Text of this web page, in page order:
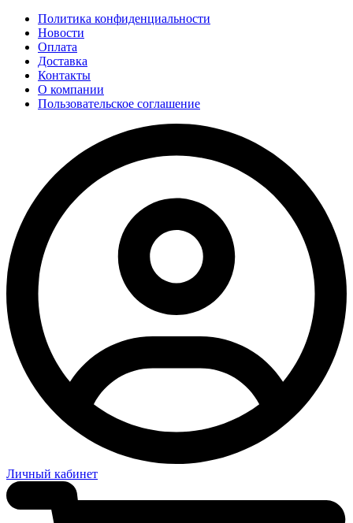
Политика конфиденциальности
Новости
Оплата
Доставка
Контакты
О компании
Пользовательское соглашение
Личный кабинет